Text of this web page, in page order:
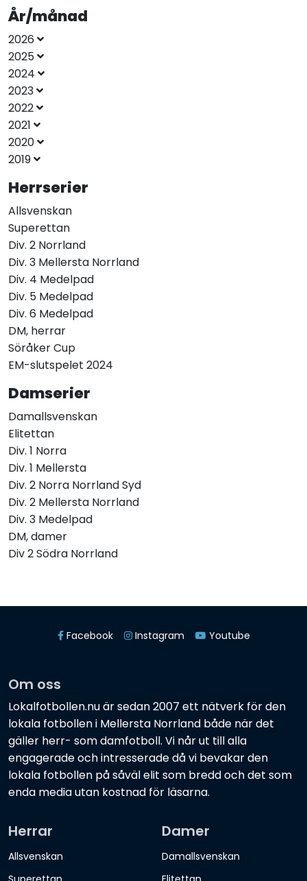
År/månad
2026
2025
2024
2023
2022
2021
2020
2019
Herrserier
Allsvenskan
Superettan
Div. 2 Norrland
Div. 3 Mellersta Norrland
Div. 4 Medelpad
Div. 5 Medelpad
Div. 6 Medelpad
DM, herrar
Söråker Cup
EM-slutspelet 2024
Damserier
Damallsvenskan
Elitettan
Div. 1 Norra
Div. 1 Mellersta
Div. 2 Norra Norrland Syd
Div. 2 Mellersta Norrland
Div. 3 Medelpad
DM, damer
Div 2 Södra Norrland
Facebook Instagram Youtube
Om oss
Lokalfotbollen.nu är sedan 2007 ett nätverk för den
lokala fotbollen i Mellersta Norrland både när det
gäller herr- som damfotboll. Vi når ut till alla
engagerade och intresserade då vi bevakar den
lokala fotbollen på såväl elit som bredd och det som
enda media utan kostnad för läsarna.
Herrar
Allsvenskan
Damer
Damallsvenskan